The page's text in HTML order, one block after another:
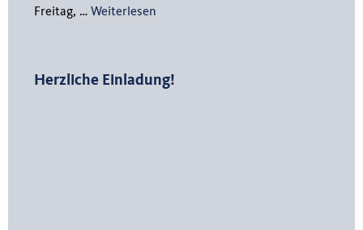
Freitag, … Weiterlesen
Herzliche Einladung!